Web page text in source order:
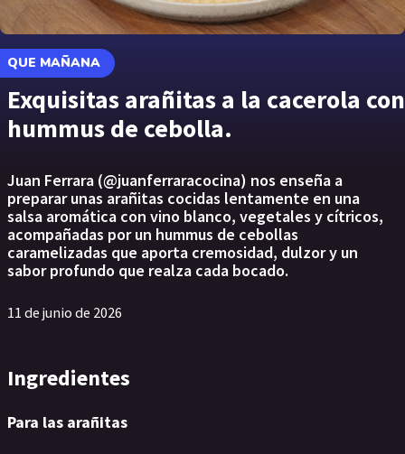
QUE MAÑANA
Exquisitas arañitas a la cacerola con
hummus de cebolla.
Juan Ferrara (@juanferraracocina) nos enseña a
preparar unas arañitas cocidas lentamente en una
salsa aromática con vino blanco, vegetales y cítricos,
acompañadas por un hummus de cebollas
caramelizadas que aporta cremosidad, dulzor y un
sabor profundo que realza cada bocado.
11 de junio de 2026
Ingredientes
Para las arañitas